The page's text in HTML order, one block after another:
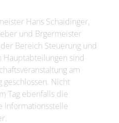
Hans Schaidinger,
und Brgermeister
Bereich Steuerung und
Hauptabteilungen sind
am
geschlossen. Nicht
Tag ebenfalls die
Informationsstelle